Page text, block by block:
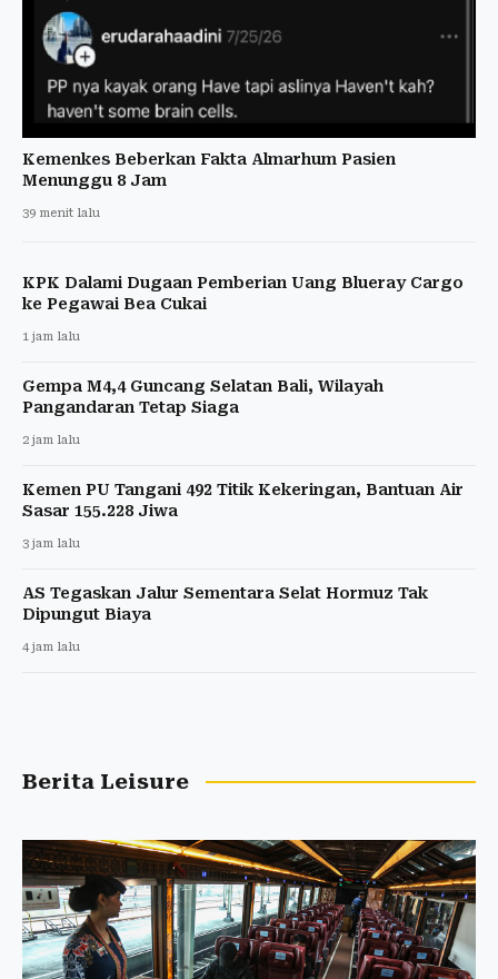
Kemenkes Beberkan Fakta Almarhum Pasien
Menunggu 8 Jam
39 menit lalu
KPK Dalami Dugaan Pemberian Uang Blueray Cargo
ke Pegawai Bea Cukai
1 jam lalu
Gempa M4,4 Guncang Selatan Bali, Wilayah
Pangandaran Tetap Siaga
2 jam lalu
Kemen PU Tangani 492 Titik Kekeringan, Bantuan Air
Sasar 155.228 Jiwa
3 jam lalu
AS Tegaskan Jalur Sementara Selat Hormuz Tak
Dipungut Biaya
4 jam lalu
Berita Leisure